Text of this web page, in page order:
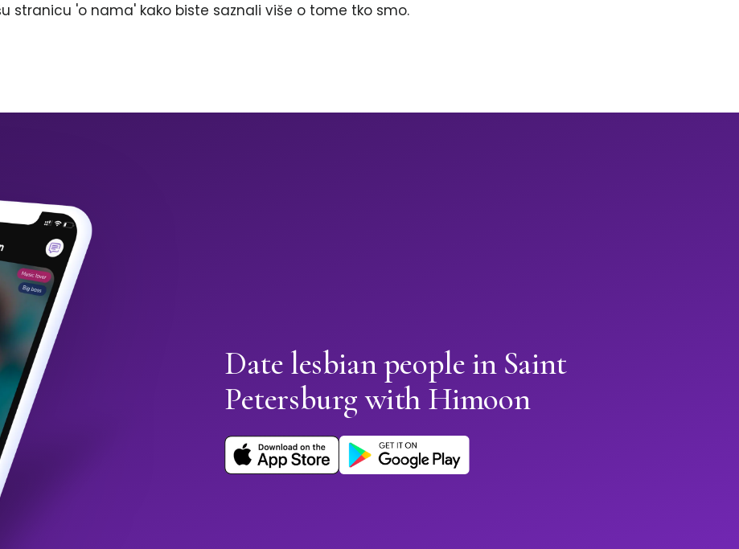
stranicu 'o nama' kako biste saznali više o tome tko smo.
Date lesbian people in Saint
Petersburg with Himoon